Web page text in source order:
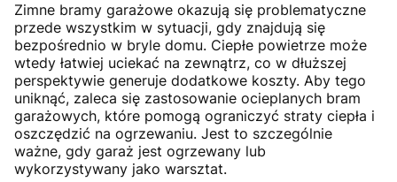
Zimne bramy garażowe okazują się problematyczne
przede wszystkim w sytuacji, gdy znajdują się
bezpośrednio w bryle domu. Ciepłe powietrze może
wtedy łatwiej uciekać na zewnątrz, co w dłuższej
perspektywie generuje dodatkowe koszty. Aby tego
uniknąć, zaleca się zastosowanie ocieplanych bram
garażowych, które pomogą ograniczyć straty ciepła i
oszczędzić na ogrzewaniu. Jest to szczególnie
ważne, gdy garaż jest ogrzewany lub
wykorzystywany jako warsztat.